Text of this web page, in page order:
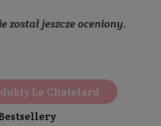
został jeszcze oceniony.
Le Chatelard